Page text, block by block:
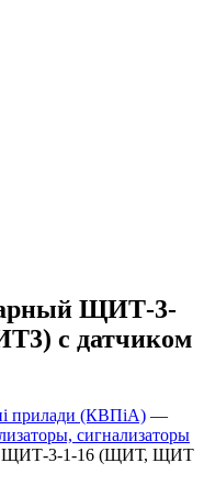
ЩИТ-3-
с датчиком
прилади (КВПіА) —
сигнализаторы
ЩИТ-3-1-16 (ЩИТ, ЩИТ